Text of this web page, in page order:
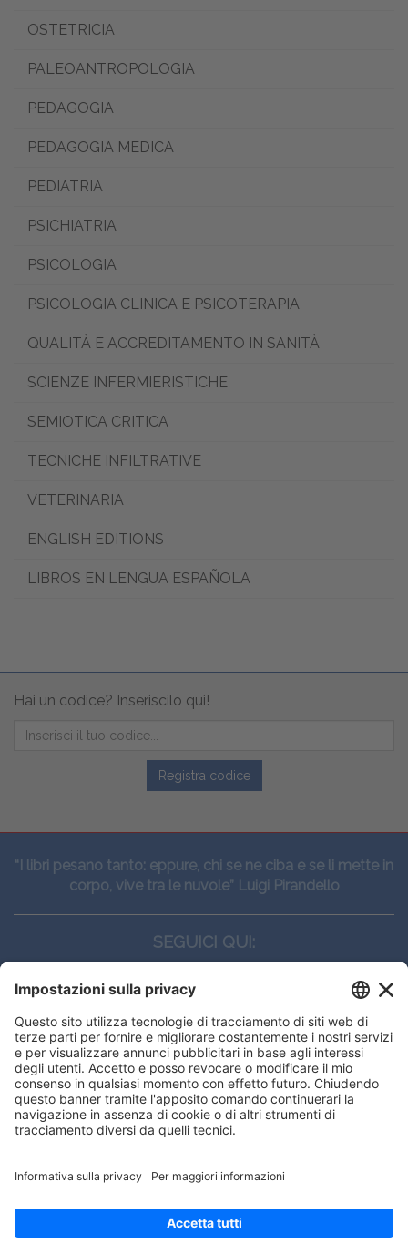
OSTETRICIA
PALEOANTROPOLOGIA
PEDAGOGIA
PEDAGOGIA MEDICA
PEDIATRIA
PSICHIATRIA
PSICOLOGIA
PSICOLOGIA CLINICA E PSICOTERAPIA
QUALITÀ E ACCREDITAMENTO IN SANITÀ
SCIENZE INFERMIERISTICHE
SEMIOTICA CRITICA
TECNICHE INFILTRATIVE
VETERINARIA
ENGLISH EDITIONS
LIBROS EN LENGUA ESPAÑOLA
Hai un codice? Inseriscilo qui!
Registra codice
“I libri pesano tanto: eppure, chi se ne ciba e se li mette in
corpo, vive tra le nuvole” Luigi Pirandello
SEGUICI QUI:
CONTATTI
Edi.Ermes srl
Viale E. Forlanini, 21 - 20134, Milano
(+39)027021121
E-mail:eeinfo@eenet.it
ORARI
Lunedì — Giovedì: - 08:30 - 13:00 – 14:00 - 17:30
Venerdì: - 08:30 - 13:00 – 14:00 - 16:00
offrirti la migliore navigazione
OK